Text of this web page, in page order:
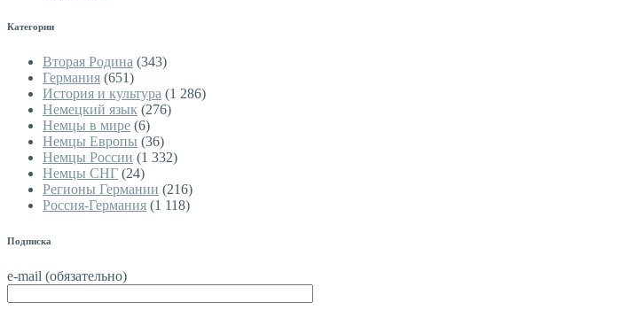
Категории
Вторая Родина (343)
Германия (651)
История и культура (1 286)
Немецкий язык (276)
Немцы в мире (6)
Немцы Европы (36)
Немцы России (1 332)
Немцы СНГ (24)
Регионы Германии (216)
Россия-Германия (1 118)
Подписка
e-mail (обязательно)